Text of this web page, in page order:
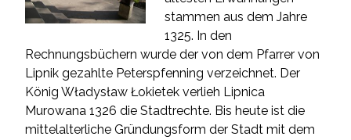
stammen aus dem Jahre
1325. In den
Rechnungsbüchern wurde der von dem Pfarrer von
Lipnik gezahlte Peterspfenning verzeichnet. Der
König Władysław Łokietek verlieh Lipnica
Murowana 1326 die Stadtrechte. Bis heute ist die
mittelalterliche Gründungsform der Stadt mit dem